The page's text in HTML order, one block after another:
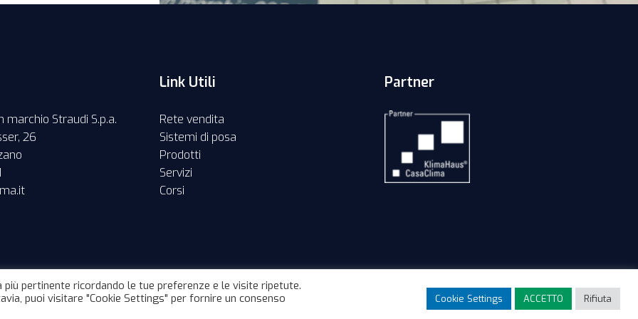
marchio Straudi S.p.a.
26
Link Utili
Rete vendita
Sistemi di posa
Prodotti
Servizi
Corsi
Partner
|Informativa privacy|Cookies|Credits
pertinente ricordando le tue preferenze e le visite ripetute.
puoi visitare "Cookie Settings" per fornire un consenso
Cookie Settings ACCETTO Rifiuta